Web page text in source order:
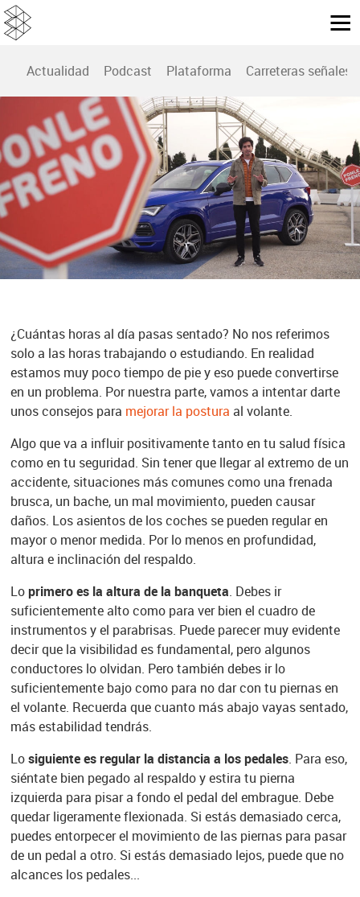
Actualidad Podcast Plataforma Carreteras señales
SECCIÓN EN CENTÍMETROS CÚBICOS
Esta es la mejor postura para conducir
Esta semana en nuestra sección 'Conduce Seguro
con Ponle Freno' del programa Centímetros Cúbicos,
te traemos unas recomendaciones para evitar malas
posturas cuando nos ponemos al volante.
¿Cuántas horas al día pasas sentado? No nos referimos
solo a las horas trabajando o estudiando. En realidad
estamos muy poco tiempo de pie y eso puede convertirse
en un problema. Por nuestra parte, vamos a intentar darte
unos consejos para mejorar la postura al volante.
Algo que va a influir positivamente tanto en tu salud física
como en tu seguridad. Sin tener que llegar al extremo de un
accidente, situaciones más comunes como una frenada
brusca, un bache, un mal movimiento, pueden causar
daños. Los asientos de los coches se pueden regular en
mayor o menor medida. Por lo menos en profundidad,
altura e inclinación del respaldo.
Loprimero es la altura de la banqueta. Debes ir
suficientemente alto como para ver bien el cuadro de
instrumentos y el parabrisas. Puede parecer muy evidente
decir que la visibilidad es fundamental, pero algunos
conductores lo olvidan. Pero también debes ir lo
suficientemente bajo como para no dar con tu piernas en
el volante. Recuerda que cuanto más abajo vayas sentado,
más estabilidad tendrás.
Losiguiente es regular la distancia a los pedales. Para eso,
siéntate bien pegado al respaldo y estira tu pierna
izquierda para pisar a fondo el pedal del embrague. Debe
quedar ligeramente flexionada. Si estás demasiado cerca,
puedes entorpecer el movimiento de las piernas para pasar
de un pedal a otro. Si estás demasiado lejos, puede que no
alcances los pedales...